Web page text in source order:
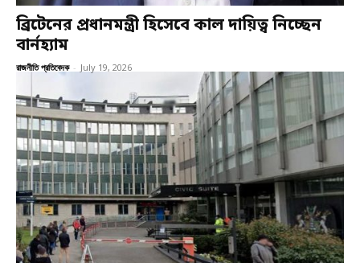
ব্রিটেনের প্রধানমন্ত্রী হিসেবে কাল দায়িত্ব নিচ্ছেন
বার্নহ্যাম
রাজনীতি প্রতিবেদক - July 19, 2026